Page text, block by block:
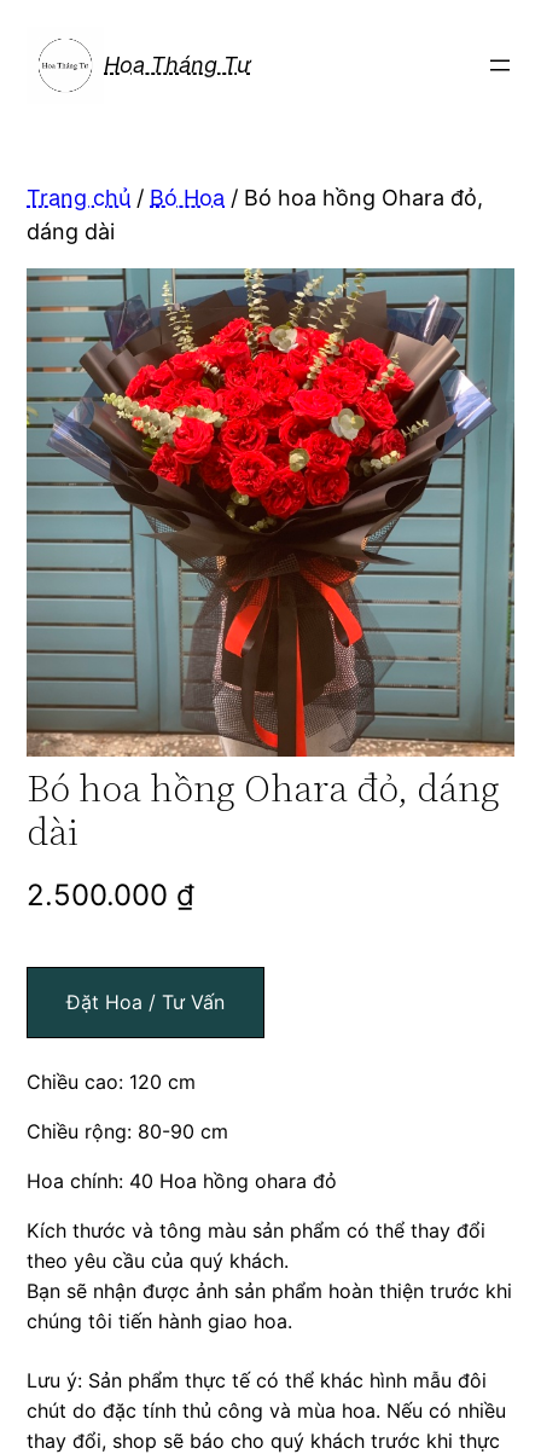
phần
Hoa Tháng Tư
Trang chủ / Bó Hoa / Bó hoa hồng Ohara đỏ,
dáng dài
Bó hoa hồng Ohara đỏ, dáng
dài
2.500.000 ₫
Đặt Hoa / Tư Vấn
Chiều cao: 120 cm
Chiều rộng: 80-90 cm
Hoa chính: 40 Hoa hồng ohara đỏ
Kích thước và tông màu sản phẩm có thể thay đổi
theo yêu cầu của quý khách.
Bạn sẽ nhận được ảnh sản phẩm hoàn thiện trước khi
chúng tôi tiến hành giao hoa.
Lưu ý: Sản phẩm thực tế có thể khác hình mẫu đôi
chút do đặc tính thủ công và mùa hoa. Nếu có nhiều
thay đổi, shop sẽ báo cho quý khách trước khi thực